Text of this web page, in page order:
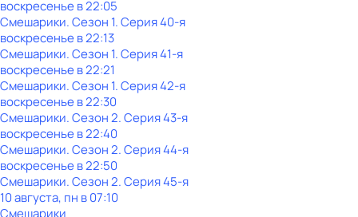
воскресенье в22:05
Смешарики. Сезон 1. Серия 40-я
воскресенье в22:13
Смешарики. Сезон 1. Серия 41-я
воскресенье в22:21
Смешарики. Сезон 1. Серия 42-я
воскресенье в22:30
Смешарики. Сезон 2. Серия 43-я
воскресенье в22:40
Смешарики. Сезон 2. Серия 44-я
воскресенье в22:50
Смешарики. Сезон 2. Серия 45-я
10 августа, пн в 07:10
Смешарики